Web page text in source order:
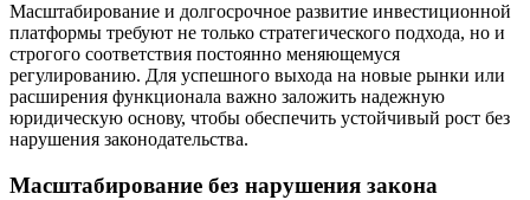
Масштабирование и долгосрочное развитие инвестиционной
платформы требуют не только стратегического подхода, но и
строгого соответствия постоянно меняющемуся
регулированию. Для успешного выхода на новые рынки или
расширения функционала важно заложить надежную
юридическую основу, чтобы обеспечить устойчивый рост без
нарушения законодательства.
Масштабирование без нарушения закона